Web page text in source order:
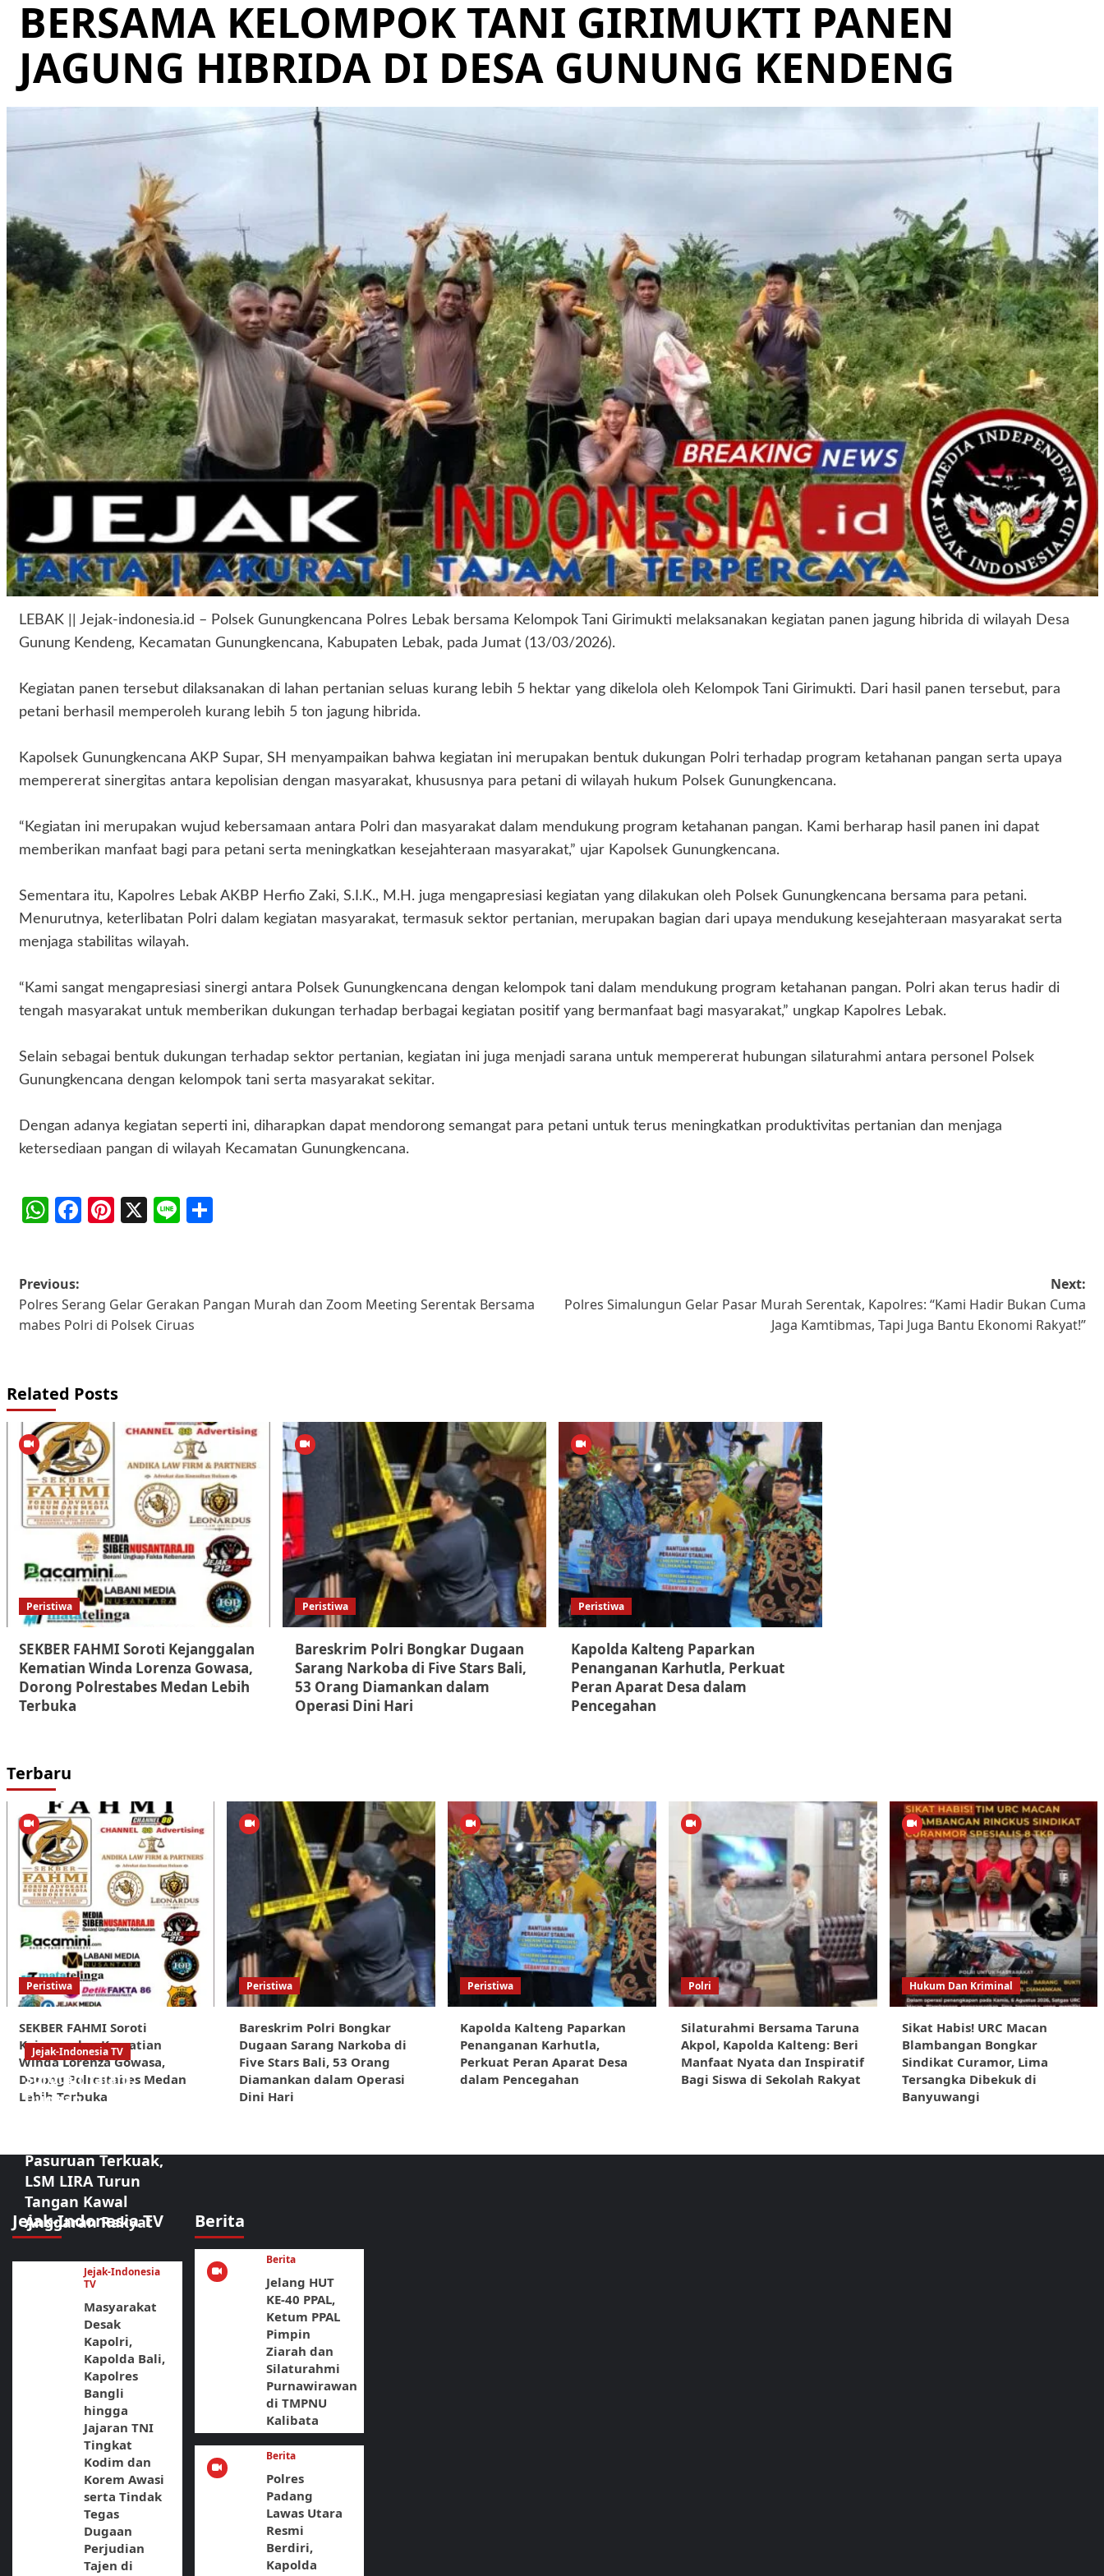
BERSAMA KELOMPOK TANI GIRIMUKTI PANEN
JAGUNG HIBRIDA DI DESA GUNUNG KENDENG
LEBAK || Jejak-indonesia.id – Polsek Gunungkencana Polres Lebak bersama Kelompok Tani Girimukti melaksanakan kegiatan panen jagung hibrida di wilayah Desa
Gunung Kendeng, Kecamatan Gunungkencana, Kabupaten Lebak, pada Jumat (13/03/2026).
‎Kegiatan panen tersebut dilaksanakan di lahan pertanian seluas kurang lebih 5 hektar yang dikelola oleh Kelompok Tani Girimukti. Dari hasil panen tersebut, para
petani berhasil memperoleh kurang lebih 5 ton jagung hibrida.
‎Kapolsek Gunungkencana AKP Supar, SH menyampaikan bahwa kegiatan ini merupakan bentuk dukungan Polri terhadap program ketahanan pangan serta upaya
mempererat sinergitas antara kepolisian dengan masyarakat, khususnya para petani di wilayah hukum Polsek Gunungkencana.
‎“Kegiatan ini merupakan wujud kebersamaan antara Polri dan masyarakat dalam mendukung program ketahanan pangan. Kami berharap hasil panen ini dapat
memberikan manfaat bagi para petani serta meningkatkan kesejahteraan masyarakat,” ujar Kapolsek Gunungkencana.
‎Sementara itu, Kapolres Lebak AKBP Herfio Zaki, S.I.K., M.H. juga mengapresiasi kegiatan yang dilakukan oleh Polsek Gunungkencana bersama para petani.
Menurutnya, keterlibatan Polri dalam kegiatan masyarakat, termasuk sektor pertanian, merupakan bagian dari upaya mendukung kesejahteraan masyarakat serta
menjaga stabilitas wilayah.
‎“Kami sangat mengapresiasi sinergi antara Polsek Gunungkencana dengan kelompok tani dalam mendukung program ketahanan pangan. Polri akan terus hadir di
tengah masyarakat untuk memberikan dukungan terhadap berbagai kegiatan positif yang bermanfaat bagi masyarakat,” ungkap Kapolres Lebak.
‎Selain sebagai bentuk dukungan terhadap sektor pertanian, kegiatan ini juga menjadi sarana untuk mempererat hubungan silaturahmi antara personel Polsek
Gunungkencana dengan kelompok tani serta masyarakat sekitar.
‎Dengan adanya kegiatan seperti ini, diharapkan dapat mendorong semangat para petani untuk terus meningkatkan produktivitas pertanian dan menjaga
ketersediaan pangan di wilayah Kecamatan Gunungkencana.
WhatsApp
Facebook
Pinterest
X Line
Post
navigation
Previous:
Polres Serang Gelar Gerakan Pangan Murah dan Zoom Meeting Serentak Bersama
mabes Polri di Polsek Ciruas
Next:
Polres Simalungun Gelar Pasar Murah Serentak, Kapolres: “Kami Hadir Bukan Cuma
Jaga Kamtibmas, Tapi Juga Bantu Ekonomi Rakyat!”
Related Posts
Peristiwa
SEKBER FAHMI Soroti Kejanggalan
Kematian Winda Lorenza Gowasa,
Dorong Polrestabes Medan Lebih
Terbuka
Peristiwa
Bareskrim Polri Bongkar Dugaan
Sarang Narkoba di Five Stars Bali,
53 Orang Diamankan dalam
Operasi Dini Hari
Peristiwa
Kapolda Kalteng Paparkan
Penanganan Karhutla, Perkuat
Peran Aparat Desa dalam
Pencegahan
Terbaru
Peristiwa
SEKBER FAHMI Soroti
Kejanggalan Kematian
Winda Lorenza Gowasa,
Dorong Polrestabes Medan
Lebih Terbuka
Peristiwa
Bareskrim Polri Bongkar
Dugaan Sarang Narkoba di
Five Stars Bali, 53 Orang
Diamankan dalam Operasi
Dini Hari
Peristiwa
Kapolda Kalteng Paparkan
Penanganan Karhutla,
Perkuat Peran Aparat Desa
dalam Pencegahan
Polri
Silaturahmi Bersama Taruna
Akpol, Kapolda Kalteng: Beri
Manfaat Nyata dan Inspiratif
Bagi Siswa di Sekolah Rakyat
Hukum Dan Kriminal
Sikat Habis! URC Macan
Blambangan Bongkar
Sindikat Curamor, Lima
Tersangka Dibekuk di
Banyuwangi
Jejak-Indonesia TV
Jejak-Indonesia TV
Sorotan Tajam:
Dugaan
Pasuruan Terkuak,
LSM LIRA Turun
Tangan Kawal
Anggaran Rakyat
Jejak-Indonesia
TV
Masyarakat
Desak
Kapolri,
Kapolda Bali,
Kapolres
Bangli
hingga
Jajaran TNI
Tingkat
Kodim dan
Korem Awasi
serta Tindak
Tegas
Dugaan
Perjudian
Tajen di
Berita
Berita
Jelang HUT
KE-40 PPAL,
Ketum PPAL
Pimpin
Ziarah dan
Silaturahmi
Purnawirawan
di TMPNU
Kalibata
Berita
Polres
Padang
Lawas Utara
Resmi
Berdiri,
Kapolda